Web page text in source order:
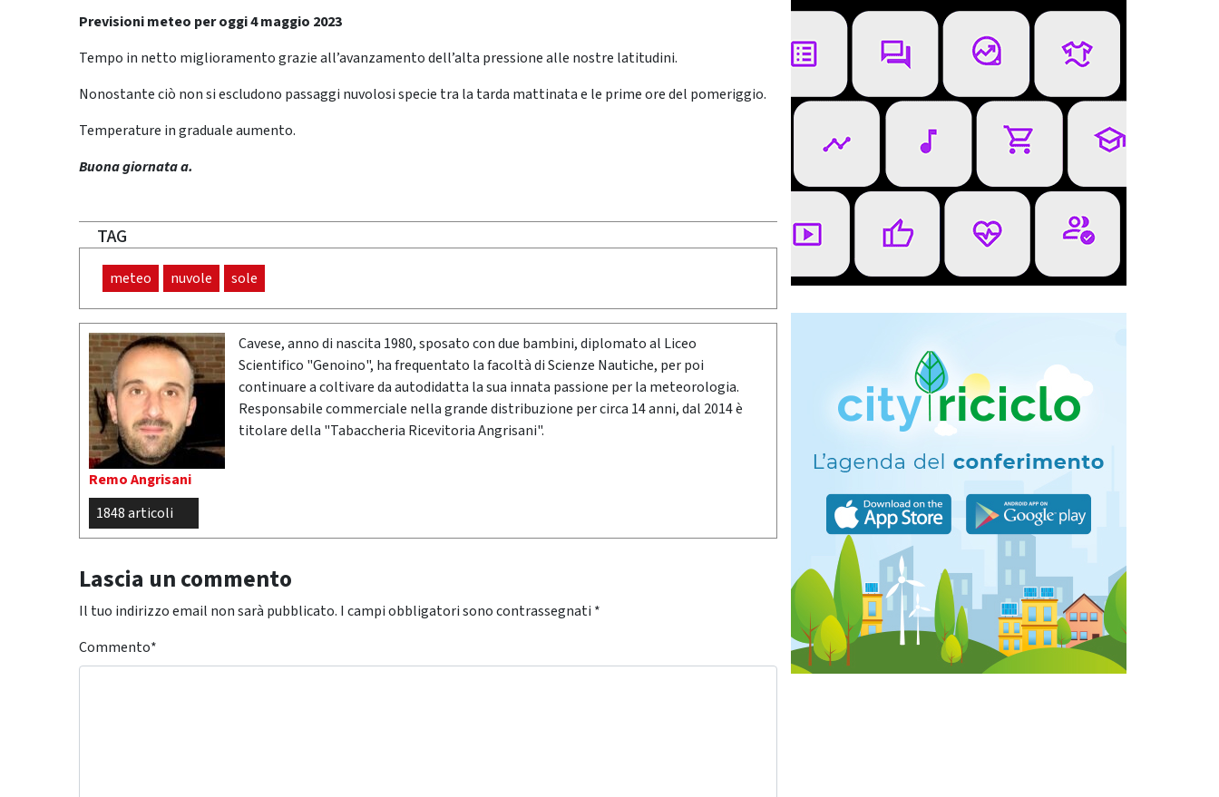
Previsioni meteo per oggi 4 maggio 2023
Tempo in netto miglioramento grazie all’avanzamento dell’alta pressione alle nostre latitudini.
Nonostante ciò non si escludono passaggi nuvolosi specie tra la tarda mattinata e le prime ore del pomeriggio.
Temperature in graduale aumento.
Buona giornata a.
TAG
meteo nuvole sole
Remo Angrisani
1848 articoli
Cavese, anno di nascita 1980, sposato con due bambini, diplomato al Liceo
Scientifico "Genoino", ha frequentato la facoltà di Scienze Nautiche, per poi
continuare a coltivare da autodidatta la sua innata passione per la meteorologia.
Responsabile commerciale nella grande distribuzione per circa 14 anni, dal 2014 è
titolare della "Tabaccheria Ricevitoria Angrisani".
Lascia un commento
Il tuo indirizzo email non sarà pubblicato. I campi obbligatori sono contrassegnati *
Commento*